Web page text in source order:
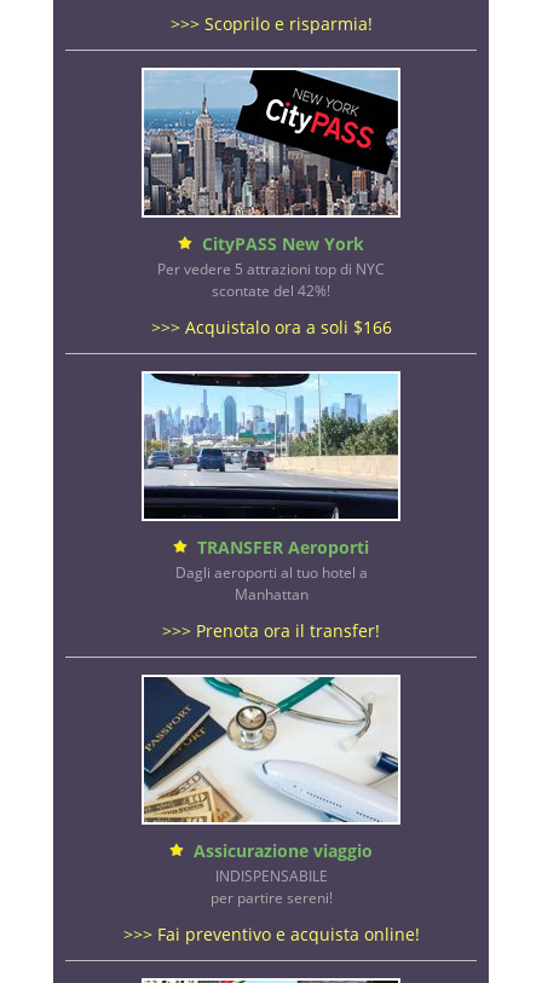
>>> Scoprilo e risparmia!
CityPASS New York
Per vedere 5 attrazioni top di NYC
scontate del 42%!
>>> Acquistalo ora a soli $166
TRANSFER Aeroporti
Dagli aeroporti al tuo hotel a
Manhattan
>>> Prenota ora il transfer!
Assicurazione viaggio
INDISPENSABILE
per partire sereni!
>>> Fai preventivo e acquista online!